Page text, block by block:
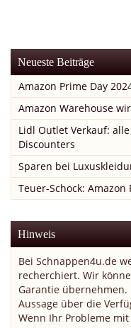
Neueste Beiträge
Amazon Prime Day
Amazon Warehouse
Lidl Outlet Verkauf:
Discounters
Sparen bei
Teuer-Schock:
Hinweis
Bei Schnappen4u.de
recherchiert. Wir
Garantie
Aussage über die
Wenn Ihr Probleme